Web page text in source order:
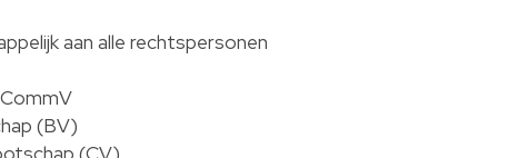
aan alle rechtspersonen
(BV)